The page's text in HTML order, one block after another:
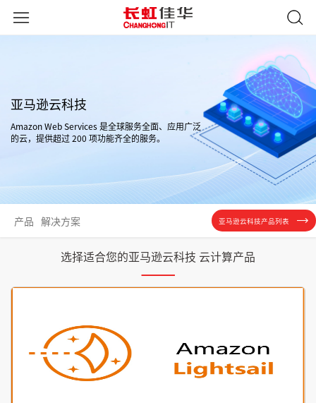
亚马逊云科技
Amazon Web Services 是全球服务全面、应用广泛
的云，提供超过 200 项功能齐全的服务。
产品 解决方案 亚马逊云科技产品列表
选择适合您的亚马逊云科技 云计算产品